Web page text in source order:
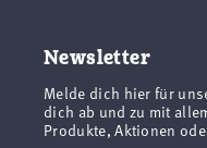
Newsletter
Melde dich hier für
dich ab und zu mit
Produkte, Aktionen